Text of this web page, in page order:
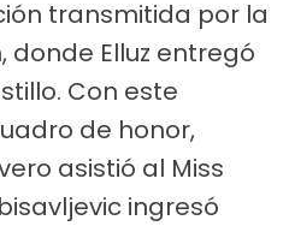
transmitida por la
donde Elluz entregó
Con este
de honor,
asistió al Miss
ingresó